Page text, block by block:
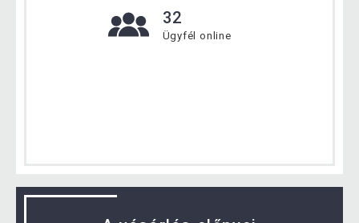
32
Ügyfél online